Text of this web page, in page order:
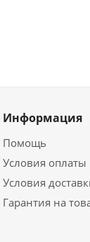
Информация
Помощь
Условия оплаты
Условия
Гарантия на